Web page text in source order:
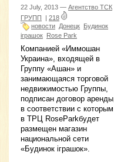
22 July, 2013 — Агентство ТСК
ГРУПП | 218
новости Донецк Будинок
іграшок Rose Park
Компанией «Иммошан
Украина», входящей в
Группу «Ашан» и
занимающаяся торговой
недвижимостью Группы,
подписан договор аренды,
в соответствии с которым
в ТРЦ RoseParkбудет
размещен магазин
национальной сети
«Будинок іграшок».